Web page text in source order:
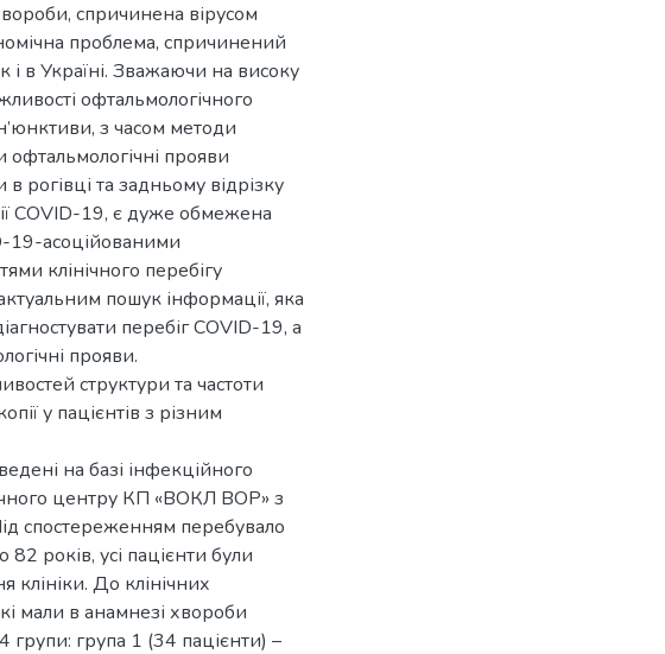
спричинена вірусом
проблема, спричинений
і в Україні. Зважаючи на високу
офтальмологічного
з часом методи
прояви
рогівці та задньому відрізку
COVID-19, є дуже обмежена
19-асоційованими
клінічного перебігу
пошук інформації, яка
перебіг COVID-19, а
прояви.
структури та частоти
у пацієнтів з різним
на базі інфекційного
центру КП «ВОКЛ ВОР» з
спостереженням перебувало
років, усі пацієнти були
клініки. До клінічних
мали в анамнезі хвороби
4 групи: група 1 (34 пацієнти) –